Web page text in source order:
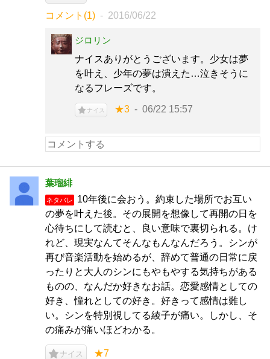
コメント(1) 2016/06/22
ジロリン
ナイスありがとうございます。少女は夢
を叶え、少年の夢は潰えた…泣きそうに
なるフレーズです。
ナイス ★3 06/22 15:57
葉瑠緋
ネタバレ
10年後に会おう。約束した場所でお互い
の夢を叶えた後。その展開を想像して再開の日を
心待ちにして読むと、良い意味で裏切られる。け
れど、現実なんてそんなもんなんだろう。シンが
再び音楽活動を始めるが、辞めて普通の日常に戻
ったりと大人のシンにもやもやする気持ちがある
ものの、なんだか好きなお話。恋愛感情としての
好き、憧れとしての好き。好きって感情は難し
い。シンを特別視してる綾子が痛い。しかし、そ
の痛みが痛いほどわかる。
ナイス ★7